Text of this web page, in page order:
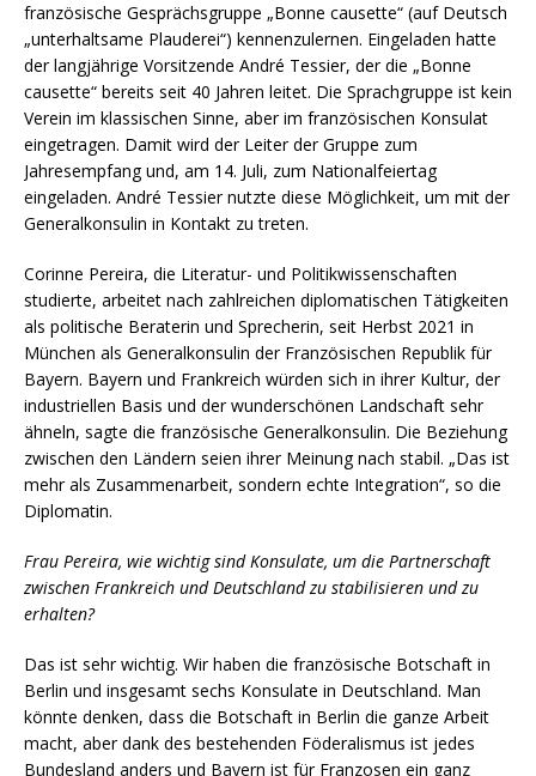
französische Gesprächsgruppe „Bonne causette“ (auf Deutsch
„unterhaltsame Plauderei“) kennenzulernen. Eingeladen hatte
der langjährige Vorsitzende André Tessier, der die „Bonne
causette“ bereits seit 40 Jahren leitet. Die Sprachgruppe ist kein
Verein im klassischen Sinne, aber im französischen Konsulat
eingetragen. Damit wird der Leiter der Gruppe zum
Jahresempfang und, am 14. Juli, zum Nationalfeiertag
eingeladen. André Tessier nutzte diese Möglichkeit, um mit der
Generalkonsulin in Kontakt zu treten.
Corinne Pereira, die Literatur- und Politikwissenschaften
studierte, arbeitet nach zahlreichen diplomatischen Tätigkeiten
als politische Beraterin und Sprecherin, seit Herbst 2021 in
München als Generalkonsulin der Französischen Republik für
Bayern. Bayern und Frankreich würden sich in ihrer Kultur, der
industriellen Basis und der wunderschönen Landschaft sehr
ähneln, sagte die französische Generalkonsulin. Die Beziehung
zwischen den Ländern seien ihrer Meinung nach stabil. „Das ist
mehr als Zusammenarbeit, sondern echte Integration“, so die
Diplomatin.
Frau Pereira, wie wichtig sind Konsulate, um die Partnerschaft
zwischen Frankreich und Deutschland zu stabilisieren und zu
erhalten?
Das ist sehr wichtig. Wir haben die französische Botschaft in
Berlin und insgesamt sechs Konsulate in Deutschland. Man
könnte denken, dass die Botschaft in Berlin die ganze Arbeit
macht, aber dank des bestehenden Föderalismus ist jedes
Bundesland anders und Bayern ist für Franzosen ein ganz